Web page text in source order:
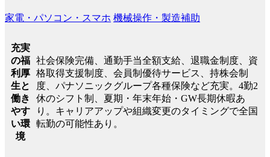
家電・パソコン・スマホ 機械操作・製造補助
充実
の福
利厚
生と
働き
やす
い環
境
社会保険完備、通勤手当全額支給、退職金制度、資
格取得支援制度、会員制優待サービス、持株会制
度、パナソニックグループ各種保険など充実。4勤2
休のシフト制、夏期・年末年始・GW長期休暇あ
り。キャリアアップや組織変更のタイミングで全国
転勤の可能性あり。